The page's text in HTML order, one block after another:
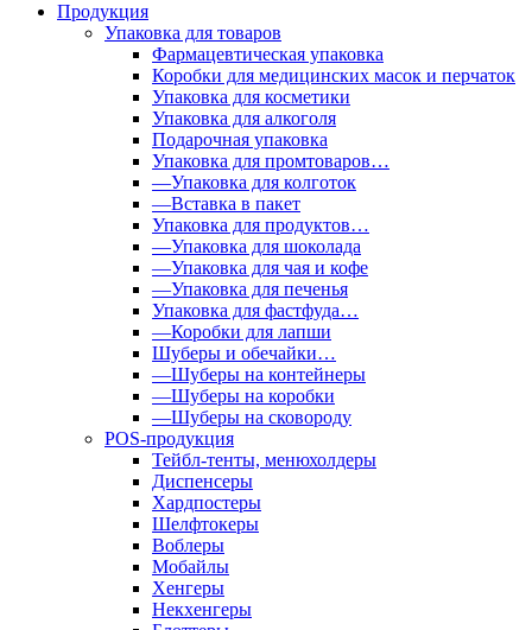
Продукция
Упаковка для товаров
Фармацевтическая упаковка
Коробки для медицинских масок и перчаток
Упаковка для косметики
Упаковка для алкоголя
Подарочная упаковка
Упаковка для промтоваров…
—Упаковка для колготок
—Вставка в пакет
Упаковка для продуктов…
—Упаковка для шоколада
—Упаковка для чая и кофе
—Упаковка для печенья
Упаковка для фастфуда…
—Коробки для лапши
Шуберы и обечайки…
—Шуберы на контейнеры
—Шуберы на коробки
—Шуберы на сковороду
POS-продукция
Тейбл-тенты, менюхолдеры
Диспенсеры
Хардпостеры
Шелфтокеры
Воблеры
Мобайлы
Хенгеры
Некхенгеры